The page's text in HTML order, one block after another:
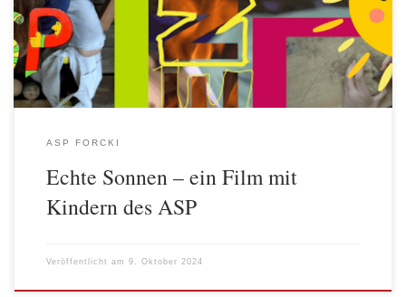
haben an dem Film mitgewirkt und nun nach der Postproduktion,
dem Schnitt usw., sollten sie mit den Machern gemeinsam […]
ASP FORCKI
Echte Sonnen – ein Film mit
Kindern des ASP
Veröffentlicht am 9. Oktober 2024